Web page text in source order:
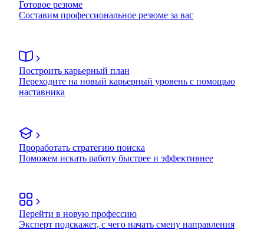
Готовое резюме
Составим профессиональное резюме за вас
Построить карьерный план
Переходите на новый карьерный уровень с помощью
наставника
Проработать стратегию поиска
Поможем искать работу быстрее и эффективнее
Перейти в новую профессию
Эксперт подскажет, с чего начать смену направления